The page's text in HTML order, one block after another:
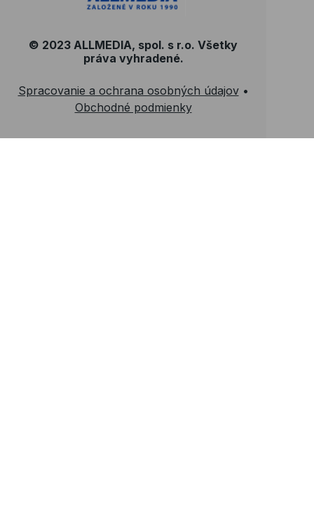
© 2023 ALLMEDIA, spol. s r.o. Všetky
práva vyhradené.
Spracovanie a ochrana osobných údajov•
Obchodné podmienky